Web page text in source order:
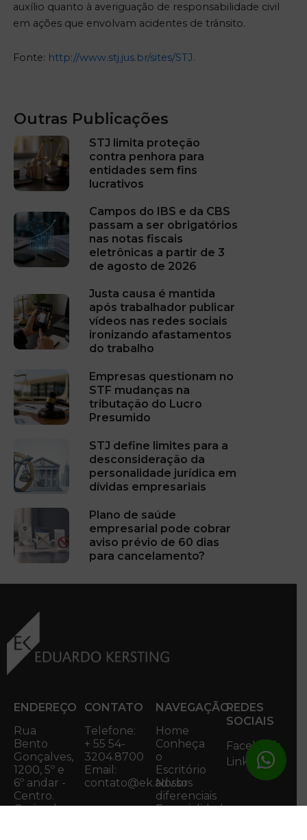
auxílio quanto à averiguação de responsabilidade civil
em ações que envolvam acidentes de trânsito.
Fonte: http://www.stj.jus.br/sites/STJ.
Outras Publicações
STJ limita proteção
contra penhora para
entidades sem fins
lucrativos
Campos do IBS e da CBS
passam a ser obrigatórios
nas notas fiscais
eletrônicas a partir de 3
de agosto de 2026
Justa causa é mantida
após trabalhador publicar
vídeos nas redes sociais
ironizando afastamentos
do trabalho
Empresas questionam no
STF mudanças na
tributação do Lucro
Presumido
STJ define limites para a
desconsideração da
personalidade jurídica em
dívidas empresariais
Plano de saúde
empresarial pode cobrar
aviso prévio de 60 dias
para cancelamento?
ENDEREÇO
Rua
Bento
Gonçalves,
1200, 5º e
6º andar -
Centro.
Caxias do
CONTATO
Telefone:
+ 55 54-
3204.8700
Email:
contato@ek.adv.br
NAVEGAÇÃO
Home
Conheça
o
Escritório
Nossos
diferenciais
Especialidades
REDES
SOCIAIS
Facebook
Linkedin